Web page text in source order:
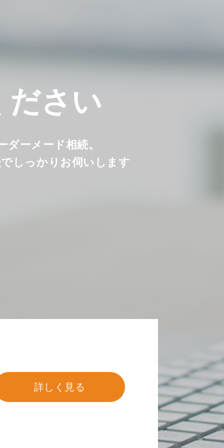
ださい
ーメード相続。
しっかりお伺いします
詳しく見る